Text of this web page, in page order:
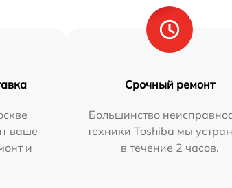
ваше
и
Срочный ремонт
Большинство
техники Toshiba мы
в течение 2 часов.